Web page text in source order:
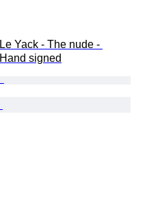
Le Yack - The nude -
Hand signed